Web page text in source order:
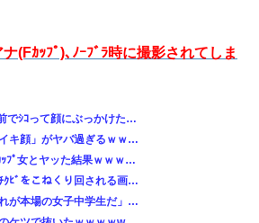
(Fｶｯﾌﾟ)､ﾉｰﾌﾞﾗ時に撮影されてしま
【狂気】ﾂﾀﾔにいたJDの前でｼｺって顔にぶっかけた結果ｗｗｗｗｗｗ
【激写】上戸彩さん、「イキ顔」がヤバ過ぎるｗｗｗこれ入ってるだろｗｗｗｗｗ
【超衝撃】出会い系でGｶｯﾌﾟ女とヤッた結果ｗｗｗｗｗｗｗ
【過激】西川史子先生、ﾁｸﾋﾞをこねくり回される画像が流出ｗｗｗｗｗｗｗ
【ｼｺ画像】アメリカ「これが本場の女子中学生だ」→→→ ｴﾛ過ぎわろたｗｗｗｗｗｗｗｗ